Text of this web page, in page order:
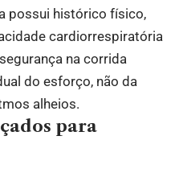
possui histórico físico,
cardiorrespiratória
na corrida
do esforço, não da
alheios.
para